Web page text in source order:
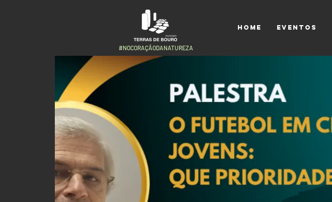
HOME EVENTOS
#NOCORAÇÃODANATUREZA